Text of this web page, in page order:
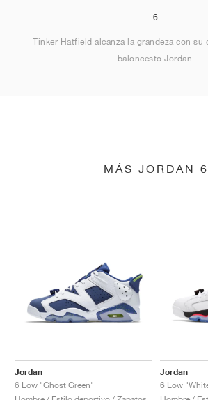
6
Tinker Hatfield alcanza la grandeza con su
baloncesto Jordan.
MÁS JORDAN 6
Jordan
6 Low "Ghost Green"
Jordan
6 Low